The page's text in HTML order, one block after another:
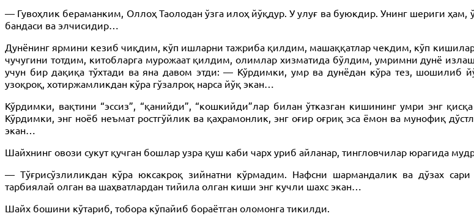
— Гувоҳлик бераманким, Оллоҳ Таолодан ўзга илоҳ йўқдур. У улуғ ва буюкдир. Унинг шериги
бандаси ва элчисидир…
Дунёнинг ярмини кезиб чиқдим, кўп ишларни тажриба қилдим, машаққатлар чекдим, кўп
чучугини тотдим, китобларга мурожаат қилдим, олимлар хизматида бўлдим, умримни дунё
учун бир дақиқа тўхтади ва яна давом этди: — Кўрдимки, умр ва дунёдан кўра тез, шошилиб
узоқроқ, хотиржамликдан кўра гўзалроқ нарса йўқ экан…
Кўрдимки, вақтини “эссиз”, “қанийди”, “кошкийди”лар билан ўтказган кишининг умри энг
Кўрдимки, энг ноёб неъмат ростгўйлик ва қаҳрамонлик, энг оғир оғриқ эса ёмон ва мунофиқ
экан…
Шайхнинг овози сукут қучган бошлар узра қуш каби чарх уриб айланар, тингловчилар юрагида
— Тўғрисўзлиликдан кўра юксакроқ зийнатни кўрмадим. Нафсни шармандалик ва дўзах
тарбиялай олган ва шаҳватлардан тийила олган киши энг кучли шахс экан…
Шайх бошини кўтариб, тобора кўпайиб бораётган оломонга тикилди.